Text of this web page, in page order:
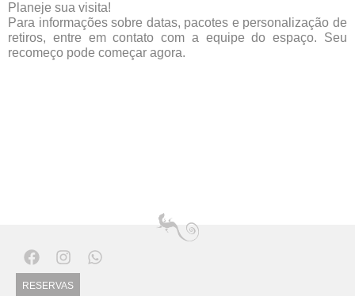
Planeje sua visita!
Para informações sobre datas, pacotes e personalização de
retiros, entre em contato com a equipe do espaço. Seu
recomeço pode começar agora.
RESERVAS